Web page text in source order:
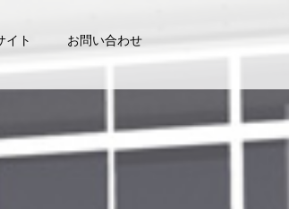
イト お問い合わせ